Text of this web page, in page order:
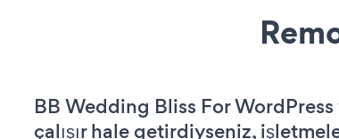
BB Wedding Bliss For
çalışır hale getirdiyseniz,